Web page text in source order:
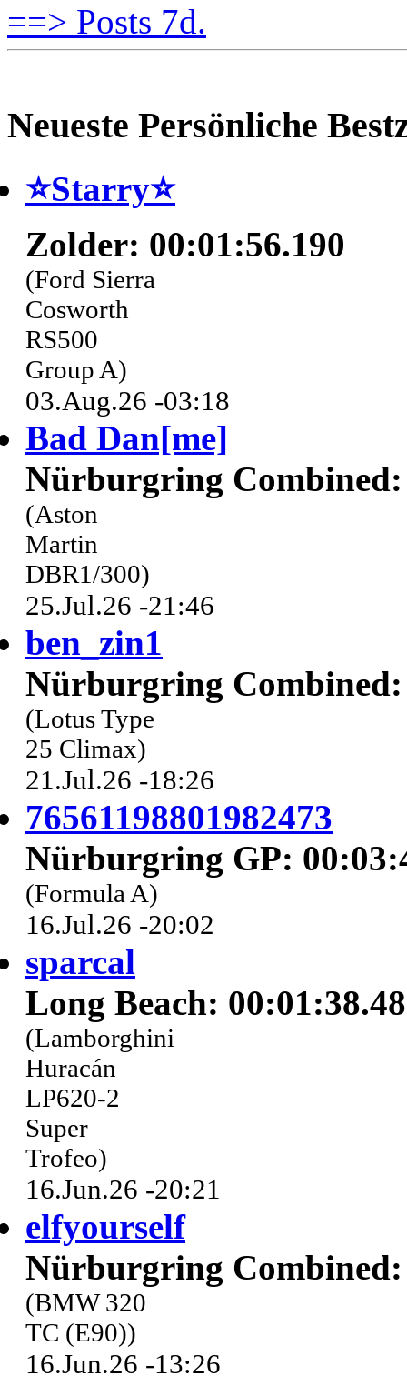
==> Posts 7d.
Neueste Persönliche
⭐️Starry⭐
Zolder: 00:01:56.190
(Ford Sierra
Cosworth
RS500
Group A)
03.Aug.26 -03:18
Bad Dan[me]
Nürburgring Combined:
(Aston
Martin
DBR1/300)
25.Jul.26 -21:46
ben_zin1
Nürburgring Combined:
(Lotus Type
25 Climax)
21.Jul.26 -18:26
76561198801982473
Nürburgring GP:
(Formula A)
16.Jul.26 -20:02
sparcal
Long Beach:
(Lamborghini
Huracán
LP620-2
Super
Trofeo)
16.Jun.26 -20:21
elfyourself
Nürburgring Combined:
(BMW 320
TC (E90))
16.Jun.26 -13:26